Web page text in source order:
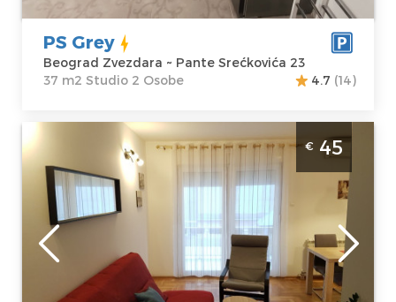
Cena 40 €
Studio
PS Grey
Beograd Zvezdara ~ Pante Srećkovića 23
37 m2 Studio 2 Osobe
4.7 (14)
Dvosoban Apartman Luka Bg Beograd
Zvezdara
Beograd
Lokacija:
Beograd
Zvezdara
Adresa:
Gosti:
4
Kvadratura :
m2
Struktura :
€ 45